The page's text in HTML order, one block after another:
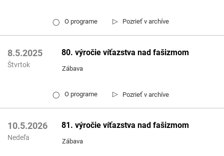
▷ Pozrieť v archíve
◯ O programe
▷ Pozrieť v archíve
80. výročie víťazstva nad fašizmom
Zábava
Štvrtok
8.5.2025
◯ O programe
81. výročie víťazstva nad fašizmom
Zábava
Nedeľa
10.5.2026